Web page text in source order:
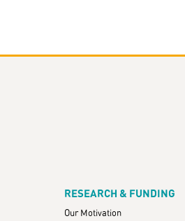
RESEARCH & FUNDING
Our Motivation